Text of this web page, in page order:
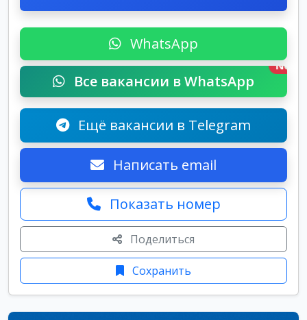
WhatsApp
Все вакансии в WhatsApp
New
Ещё вакансии в Telegram
Написать email
Показать номер
Поделиться
Сохранить